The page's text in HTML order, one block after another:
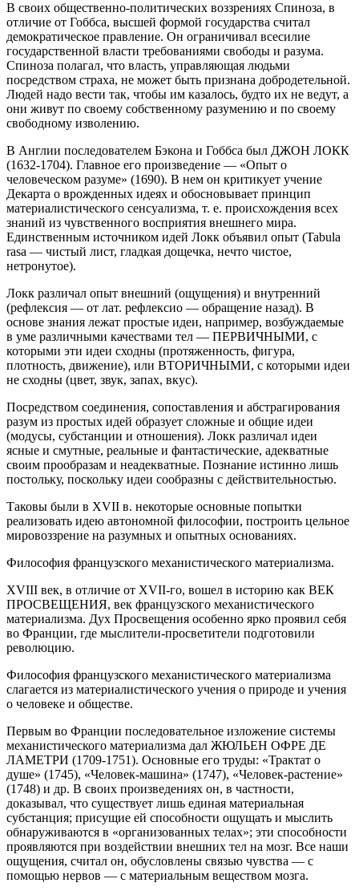
В своих общественно-политических воззрениях Спиноза, в
отличие от Гоббса, высшей формой государства считал
демократическое правление. Он ограничивал всесилие
государственной власти требованиями свободы и разума.
Спиноза полагал, что власть, управляющая людьми
посредством страха, не может быть признана добродетельной.
Людей надо вести так, чтобы им казалось, будто их не ведут, а
они живут по своему собственному разумению и по своему
свободному изволению.
В Англии последователем Бэкона и Гоббса был ДЖОН ЛОКК
(1632-1704). Главное его произведение — «Опыт о
человеческом разуме» (1690). В нем он критикует учение
Декарта о врожденных идеях и обосновывает принцип
материалистического сенсуализма, т. е. происхождения всех
знаний из чувственного восприятия внешнего мира.
Единственным источником идей Локк объявил опыт (Tabula
rasa — чистый лист, гладкая дощечка, нечто чистое,
нетронутое).
Локк различал опыт внешний (ощущения) и внутренний
(рефлексия — от лат. рефлексио — обращение назад). В
основе знания лежат простые идеи, например, возбуждаемые
в уме различными качествами тел — ПЕРВИЧНЫМИ, с
которыми эти идеи сходны (протяженность, фигура,
плотность, движение), или ВТОРИЧНЫМИ, с которыми идеи
не сходны (цвет, звук, запах, вкус).
Посредством соединения, сопоставления и абстрагирования
разум из простых идей образует сложные и общие идеи
(модусы, субстанции и отношения). Локк различал идеи
ясные и смутные, реальные и фантастические, адекватные
своим прообразам и неадекватные. Познание истинно лишь
постольку, поскольку идеи сообразны с действительностью.
Таковы были в XVII в. некоторые основные попытки
реализовать идею автономной философии, построить цельное
мировоззрение на разумных и опытных основаниях.
Философия французского механистического материализма.
XVIII век, в отличие от XVII-го, вошел в историю как ВЕК
ПРОСВЕЩЕНИЯ, век французского механистического
материализма. Дух Просвещения особенно ярко проявил себя
во Франции, где мыслители-просветители подготовили
революцию.
Философия французского механистического материализма
слагается из материалистического учения о природе и учения
о человеке и обществе.
Первым во Франции последовательное изложение системы
механистического материализма дал ЖЮЛЬЕН ОФРЕ ДЕ
ЛАМЕТРИ (1709-1751). Основные его труды: «Трактат о
душе» (1745), «Человек-машина» (1747), «Человек-растение»
(1748) и др. В своих произведениях он, в частности,
доказывал, что существует лишь единая материальная
субстанция; присущие ей способности ощущать и мыслить
обнаруживаются в «организованных телах»; эти способности
проявляются при воздействии внешних тел на мозг. Все наши
ощущения, считал он, обусловлены связью чувства — с
помощью нервов — с материальным веществом мозга.